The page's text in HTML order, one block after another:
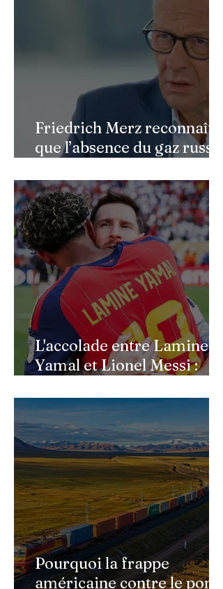
Friedrich Merz reconnaît
que l’absence du gaz russe
l’économie allemande
L'accolade entre Lamine
Yamal et Lionel Messi :
témoin après le sacre de
l'Espagne
Pourquoi la frappe
américaine contre le pont